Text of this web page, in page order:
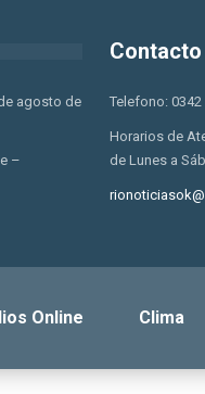
agosto de
–
Contacto
Telefono:
Horarios de
de Lunes a
Online Clima